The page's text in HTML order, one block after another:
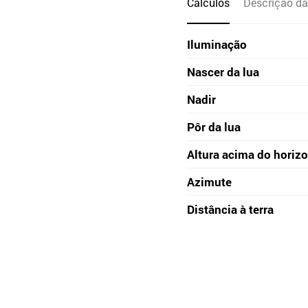
Iluminação
Nascer da lua
Nadir
Pôr da lua
Altura acima do
Azimute
Distância à terra